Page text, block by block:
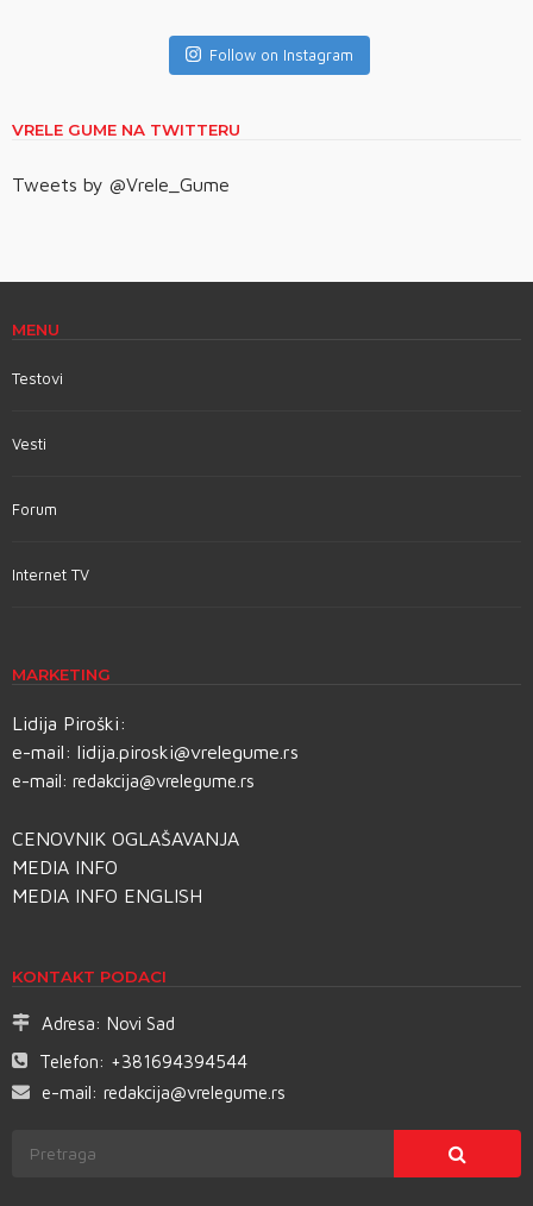
Follow on Instagram
VRELE GUME NA TWITTERU
Tweets by @Vrele_Gume
MENU
Testovi
Vesti
Forum
Internet TV
MARKETING
Lidija Piroški:
e-mail: lidija.piroski@vrelegume.rs
e-mail: redakcija@vrelegume.rs
CENOVNIK OGLAŠAVANJA
MEDIA INFO
MEDIA INFO ENGLISH
KONTAKT PODACI
Adresa: Novi Sad
Telefon: +381694394544
e-mail: redakcija@vrelegume.rs